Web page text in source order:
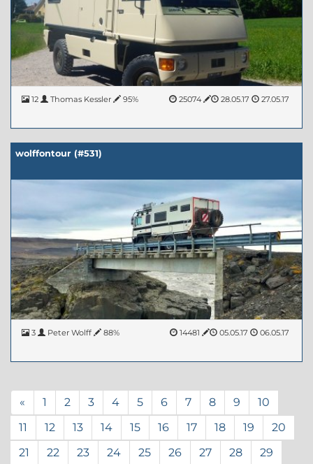
12 27.05.17
Thomas Kessler 28.05.17
95% 25074
wolffontour (#531)
3 06.05.17
Peter Wolff 05.05.17
88% 14481
« 1 2 3 4 5 6 7 8 9
10
11
12 13 14 15 16 17 18 19
20
21
22 23 24 25 26 27 28
29